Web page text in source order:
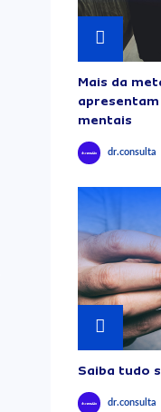
Mais da
mentais
dr.consulta
Saiba tudo
dr.consulta